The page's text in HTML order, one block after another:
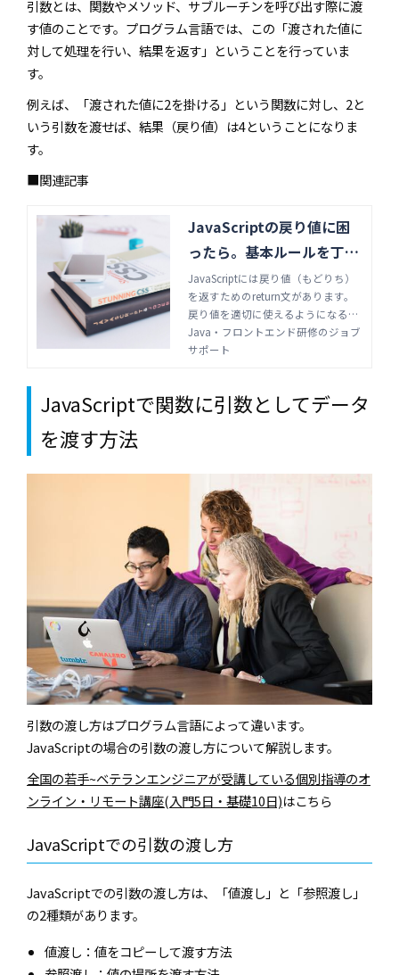
引数とは、関数やメソッド、サブルーチンを呼び出す際に渡
す値のことです。プログラム言語では、この「渡された値に
対して処理を行い、結果を返す」ということを行っていま
す。
例えば、「渡された値に2を掛ける」という関数に対し、2と
いう引数を渡せば、結果（戻り値）は4ということになりま
す。
■関連記事
JavaScriptの戻り値に困
ったら。基本ルールを丁寧
に解説 | Java・フロントエ
ンド研修のジョブサポート
JavaScriptには戻り値（もどりち）
を返すためのreturn文があります。
戻り値を適切に使えるようになる
と、JavaScriptでできることが増え
ます。戻り値の基本ルールに加え、
Java・フロントエンド研修のジョブ
サポート
JavaScriptで関数に引数としてデータ
を渡す方法
引数の渡し方はプログラム言語によって違います。
JavaScriptの場合の引数の渡し方について解説します。
全国の若手~ベテランエンジニアが受講している個別指導のオ
ンライン・リモート講座(入門5日・基礎10日)はこちら
JavaScriptでの引数の渡し方
JavaScriptでの引数の渡し方は、「値渡し」と「参照渡し」
の2種類があります。
値渡し：値をコピーして渡す方法